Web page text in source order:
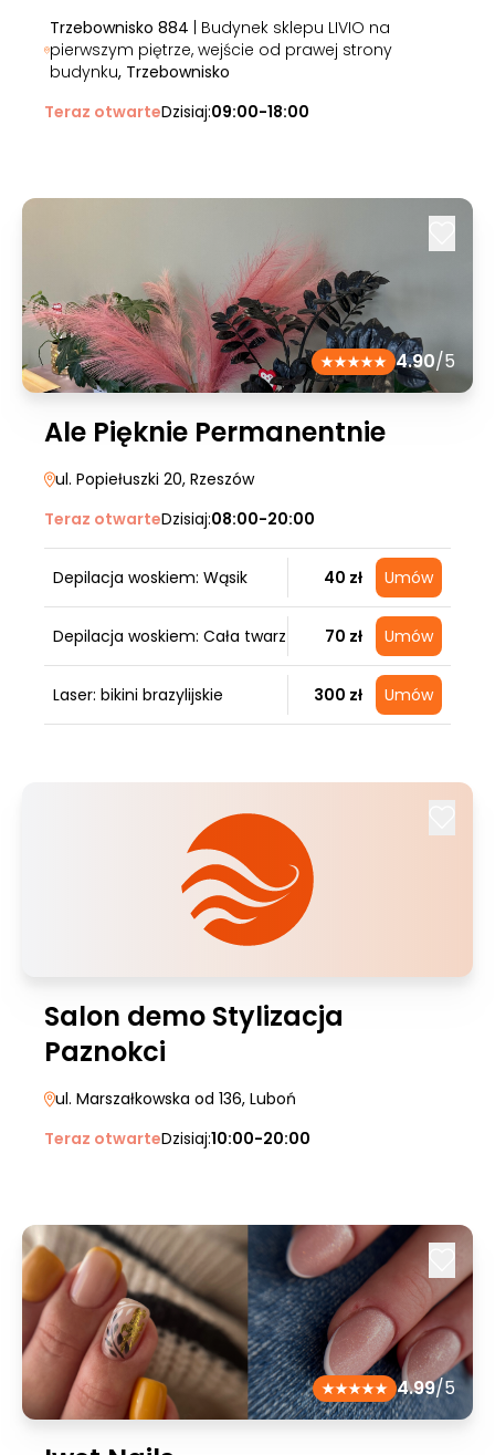
Trzebownisko 884 | Budynek sklepu LIVIO na
pierwszym piętrze, wejście od prawej strony
budynku, Trzebownisko
Teraz otwarteDzisiaj:09:00-18:00
4.90/5
Ale Pięknie Permanentnie
ul. Popiełuszki 20, Rzeszów
Teraz otwarteDzisiaj:08:00-20:00
Depilacja woskiem: Wąsik 40 zł Umów
Depilacja woskiem: Cała twarz 70 zł Umów
Laser: bikini brazylijskie 300 zł Umów
Salon demo Stylizacja
Paznokci
ul. Marszałkowska od 136, Luboń
Teraz otwarteDzisiaj:10:00-20:00
4.99/5